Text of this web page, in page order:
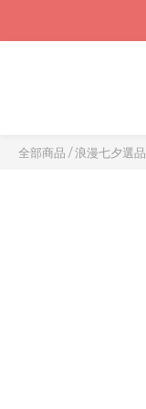
全部商品 /浪漫七夕選品